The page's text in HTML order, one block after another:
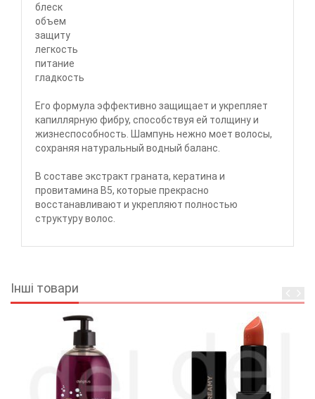
блеск
объем
защиту
легкость
питание
гладкость
Его формула эффективно защищает и укрепляет
капиллярную фибру, способствуя ей толщину и
жизнеспособность. Шампунь нежно моет волосы,
сохраняя натуральный водный баланс.
В составе экстракт граната, кератина и
провитамина B5, которые прекрасно
восстанавливают и укрепляют полностью
структуру волос.
Інші товари